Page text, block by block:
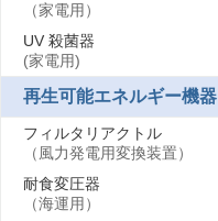
（家電用）
UV 殺菌器
(家電用)
再生可能エネルギー機器
フィルタリアクトル
（風力発電用変換装置）
耐食変圧器
（海運用）